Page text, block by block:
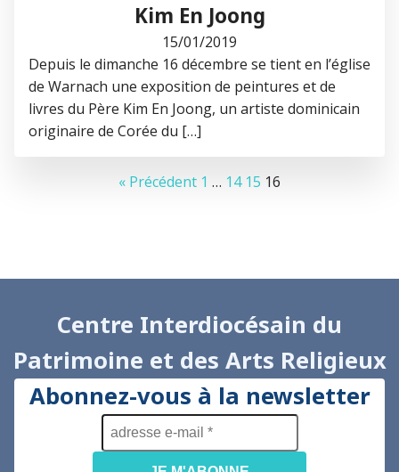
Kim En Joong
15/01/2019
Depuis le dimanche 16 décembre se tient en l’église
de Warnach une exposition de peintures et de
livres du Père Kim En Joong, un artiste dominicain
originaire de Corée du […]
« Précédent 1 … 14 15 16
Centre Interdiocésain du
Patrimoine et des Arts Religieux
Abonnez-vous à la newsletter
adresse
e-
mail
*